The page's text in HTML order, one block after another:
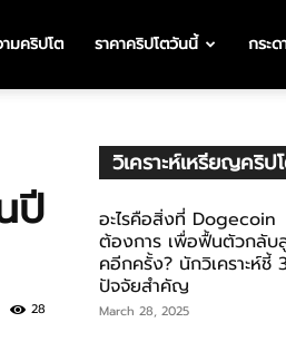
มคริปโต ราคาคริปโตวันนี้ กระ
ปี
28
วิเคราะห์เหรียญคริป
อะไรคือสิ่งที่ Dogecoin
ต้องการ เพื่อฟื้นตัวกลั
คอีกครั้ง? นักวิเคราะห์ชี้
ปัจจัยสำคัญ
March 28, 2025